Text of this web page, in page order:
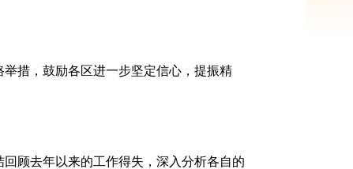
措，鼓励各区进一步坚定信心，提振精
顾去年以来的工作得失，深入分析各自的